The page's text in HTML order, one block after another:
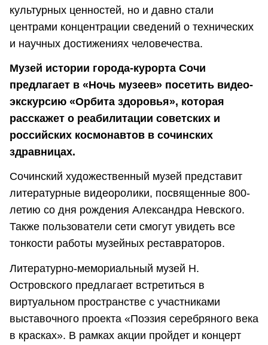
культурных ценностей, но и давно стали
центрами концентрации сведений о технических
и научных достижениях человечества.
Музей истории города-курорта Сочи
предлагает в «Ночь музеев» посетить видео-
экскурсию «Орбита здоровья», которая
расскажет о реабилитации советских и
российских космонавтов в сочинских
здравницах. ⠀
Сочинский художественный музей представит
литературные видеоролики, посвященные 800-
летию со дня рождения Александра Невского.
Также пользователи сети смогут увидеть все
тонкости работы музейных реставраторов. ⠀
Литературно-мемориальный музей Н.
Островского предлагает встретиться в
виртуальном пространстве с участниками
выставочного проекта «Поэзия серебряного века
в красках». В рамках акции пройдет и концерт